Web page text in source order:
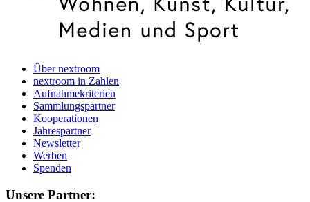
Über nextroom
nextroom in Zahlen
Aufnahmekriterien
Sammlungspartner
Kooperationen
Jahrespartner
Newsletter
Werben
Spenden
Unsere Partner: